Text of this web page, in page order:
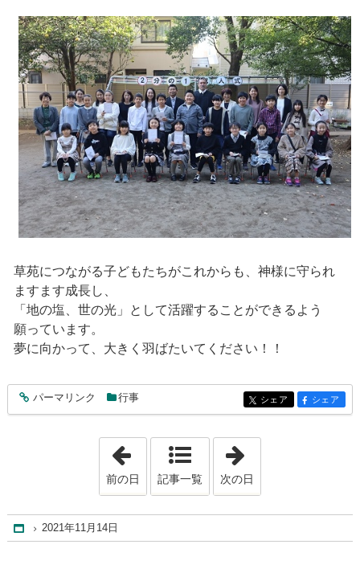
草苑につながる子どもたちがこれからも、神様に守られ
ますます成長し、
「地の塩、世の光」として活躍することができるよう
願っています。
夢に向かって、大きく羽ばたいてください！！
entry266
パーマリンク 行事 entry266
シェア entry266
シェア
「2021年11月13日」
前の日 記事一覧 次の日
Home
2021年11月14日